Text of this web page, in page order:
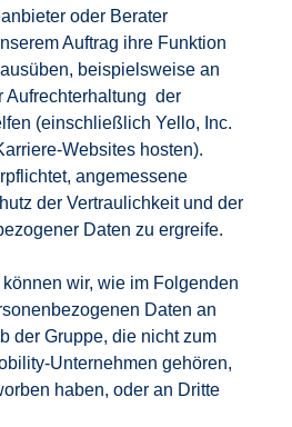
oder Berater
Auftrag ihre Funktion
beispielsweise an
Aufrechterhaltung der
(einschließlich Yello, Inc.
Websites hosten).
angemessene
der Vertraulichkeit und der
Daten zu ergreife.
wir, wie im Folgenden
Daten an
der Gruppe, die nicht zum
Unternehmen gehören,
haben, oder an Dritte